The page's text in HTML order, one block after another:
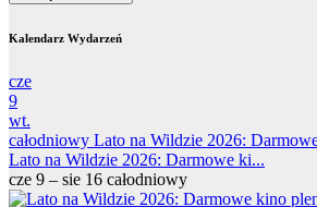
Kalendarz Wydarzeń
cze
9
wt.
całodniowy Lato na Wildzie 2026:
Lato na Wildzie 2026: Darmowe ki...
cze 9 – sie 16 całodniowy